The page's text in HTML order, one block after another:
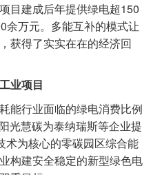
目建成后年提供绿电超150
余万元。多能互补的模式让
获得了实实在在的经济回
业项目
能行业面临的绿电消费比例
光慧碳为泰纳瑞斯等企业提
术为核心的零碳园区综合能
构建安全稳定的新型绿色电